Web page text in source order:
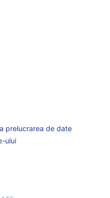
prelucrarea de date
ului